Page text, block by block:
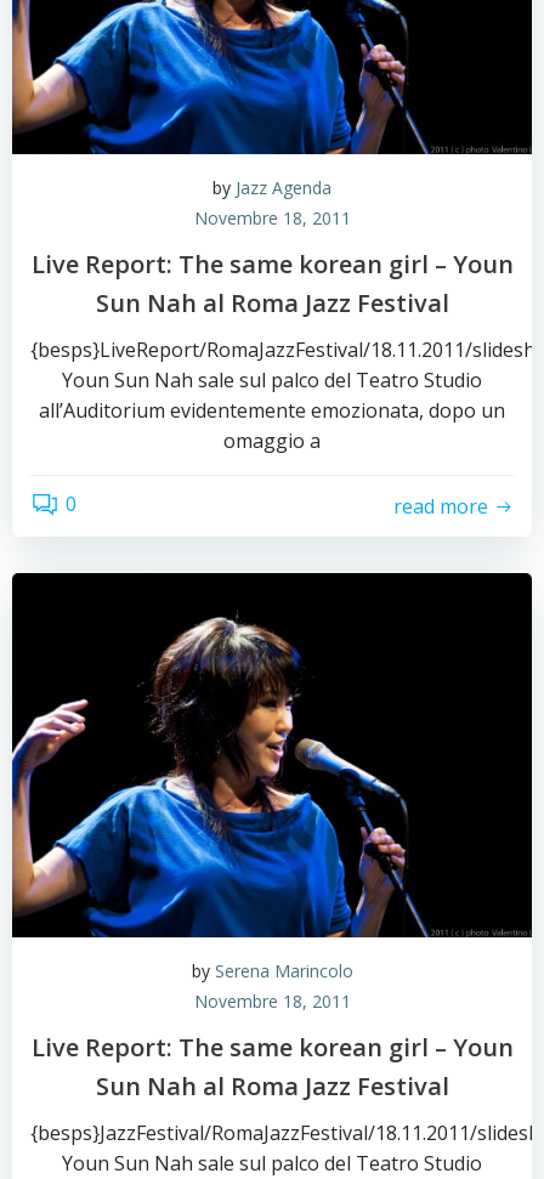
by Jazz Agenda
Novembre 18, 2011
Live Report: The same korean girl – Youn
Sun Nah al Roma Jazz Festival
{besps}LiveReport/RomaJazzFestival/18.11.2011/
Youn Sun Nah sale sul palco del Teatro Studio
all’Auditorium evidentemente emozionata, dopo un
omaggio a
0 read more
by Serena Marincolo
Novembre 18, 2011
Live Report: The same korean girl – Youn
Sun Nah al Roma Jazz Festival
{besps}JazzFestival/RomaJazzFestival/18.11.2011/
Youn Sun Nah sale sul palco del Teatro Studio